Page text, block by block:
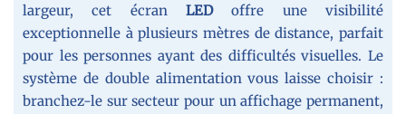
largeur, cet écran LEDoffre une visibilité
exceptionnelle à plusieurs mètres de distance, parfait
pour les personnes ayant des difficultés visuelles. Le
système de double alimentation vous laisse choisir :
branchez-le sur secteur pour un affichage permanent,